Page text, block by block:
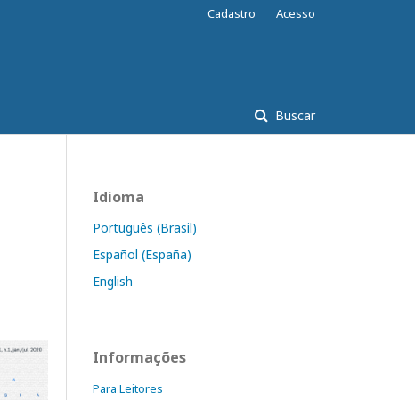
Buscar
Cadastro Acesso
Idioma
Português (Brasil)
Español (España)
English
Informações
Para Leitores